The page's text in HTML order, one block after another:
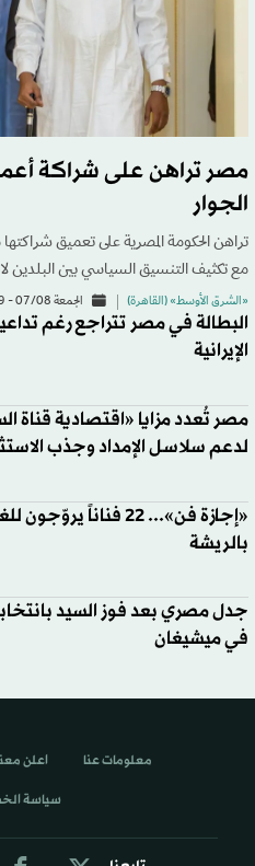
مصر تراهن على شراكة
الجوار
تراهن الحكومة المصرية على تعميق
مع تكثيف التنسيق السياسي بين البلدين
«الشرق الأوسط» (القاهرة) الجمعة 07/08 - 18:09
البطالة في مصر تتراجع رغم
الإيرانية
مصر تُعدد مزايا «اقتصادية قناة
لدعم سلاسل الإمداد وجذب
«إجازة فن»... 22 فناناً
بالريشة
جدل مصري بعد فوز السيد
في ميشيغان
معلومات عنا اعلن
سياسة